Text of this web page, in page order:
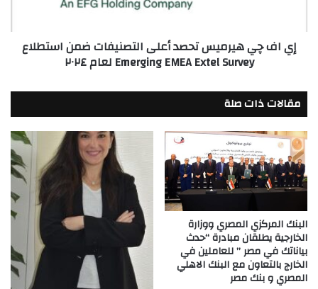
استطلاع
Emerging
EMEA
Survey
لعام
٢٠٢٤
إي اف چي هيرميس تحصد أعلى التصنيفات ضمن استطلاع
Emerging EMEA Extel Survey لعام ٢٠٢٤
مقالات ذات صلة
البنك المركزي المصري ووزارة
الخارجية يطلقان مبادرة “حدث
بياناتك في مصر ” للعاملين في
الخارج بالتعاون مع البنك الاهلي
المصري و بنك مصر